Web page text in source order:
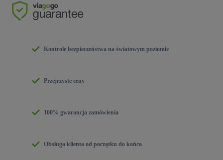
Kontrole bezpieczeństwa na światowym poziomie
Przejrzyste ceny
100% gwarancja zamówienia
Obsługa klienta od początku do końca